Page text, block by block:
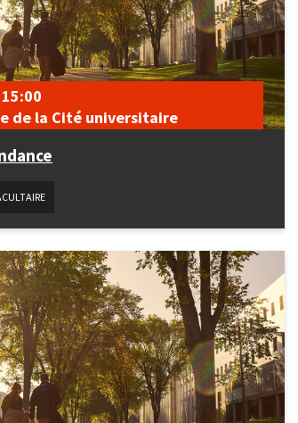
15:00
de la Cité universitaire